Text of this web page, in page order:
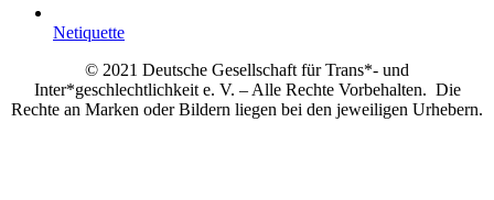
Netiquette
© 2021 Deutsche Gesellschaft für Trans*- und
Inter*geschlechtlichkeit e. V. – Alle Rechte Vorbehalten. Die
Rechte an Marken oder Bildern liegen bei den jeweiligen Urhebern.